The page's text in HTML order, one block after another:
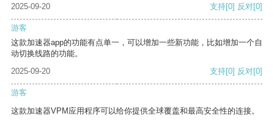
2025-09-20 支持[0] 反对[0]
游客
这款加速器app的功能有点单一，可以增加一些新功能，比如增加一个自
动切换线路的功能。
2025-09-20
支持[0] 反对[0]
游客
这款加速器VPM应用程序可以给你提供全球覆盖和最高安全性的连接。